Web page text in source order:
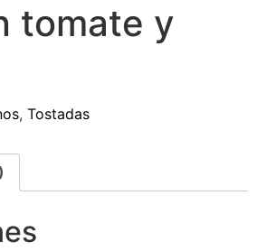
tomate y
, Tostadas